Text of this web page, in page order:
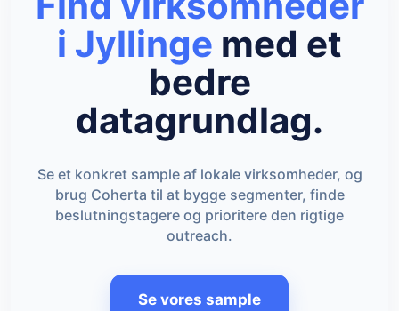
i Jyllinge med et
bedre
datagrundlag.
Se et konkret sample af lokale virksomheder, og
brug Coherta til at bygge segmenter, finde
beslutningstagere og prioritere den rigtige
outreach.
Se vores sample